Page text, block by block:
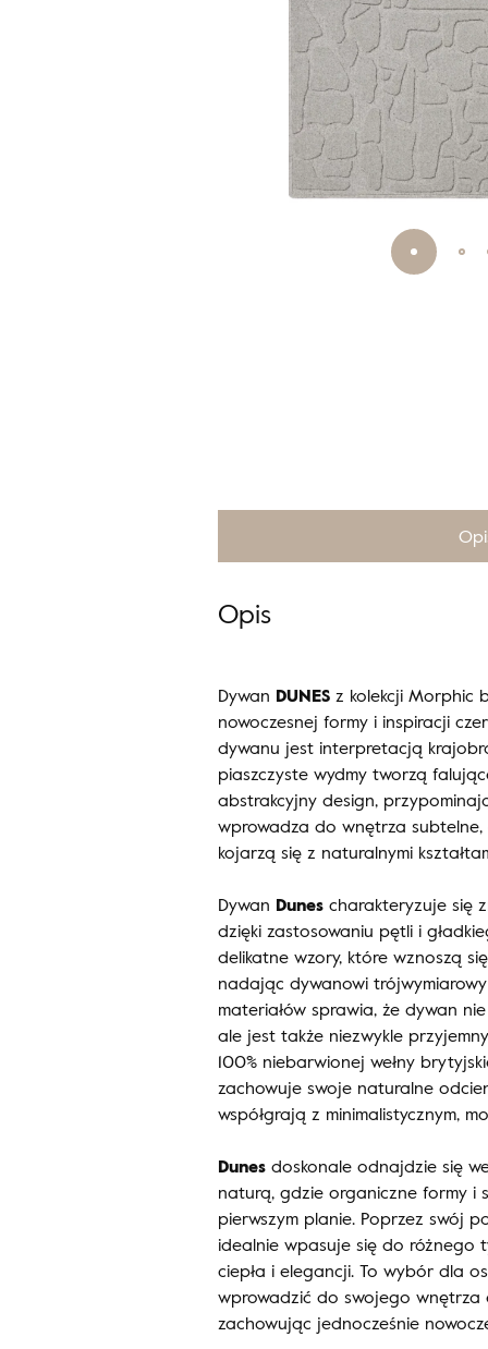
Opis
Dywan DUNES z kolekcji Morphic
nowoczesnej formy i inspiracji
dywanu jest interpretacją
piaszczyste wydmy tworzą
abstrakcyjny design,
wprowadza do wnętrza
kojarzą się z naturalnymi
Dywan Dunes charakteryzuje się
dzięki zastosowaniu pętli i
delikatne wzory, które wznoszą
nadając dywanowi
materiałów sprawia, że dywan
ale jest także niezwykle
100% niebarwionej wełny
zachowuje swoje naturalne
współgrają z minimalistycznym,
Dunes doskonale odnajdzie się
naturą, gdzie organiczne formy i
pierwszym planie. Poprzez swój
idealnie wpasuje się do
ciepła i elegancji. To wybór dla
wprowadzić do swojego wnętrza
zachowując jednocześnie